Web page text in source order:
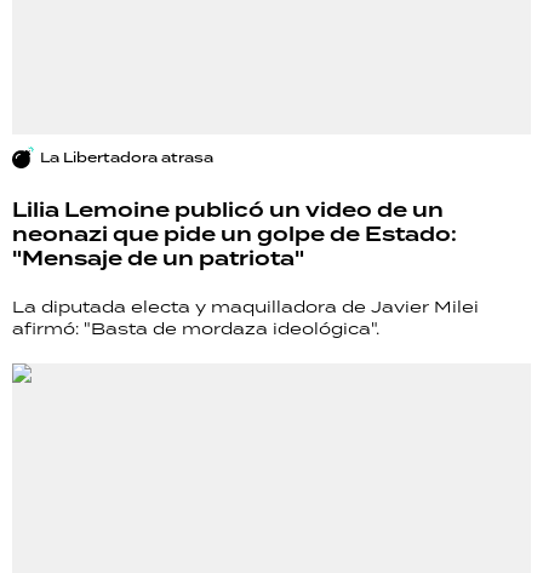
La Libertadora atrasa
Lilia Lemoine publicó un video de un
neonazi que pide un golpe de Estado:
"Mensaje de un patriota"
La diputada electa y maquilladora de Javier Milei
afirmó: "Basta de mordaza ideológica".